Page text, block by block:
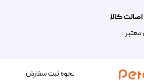
کالا
معتبر​​​​​​​
نحوه ثبت سفارش